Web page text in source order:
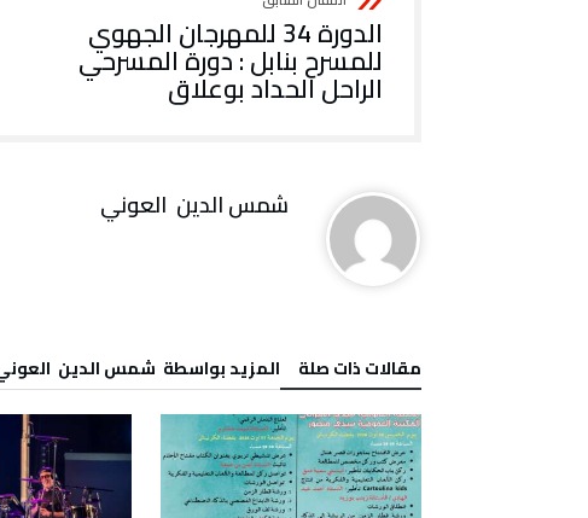
الدورة 34 للمهرجان الجهوي
للمسرح بنابل : دورة المسرحي
الراحل الحداد بوعلاق
شمس‭ ‬الدين‭ ‬ العوني‭ ‬
‫مقالات ذات صلة‬ ‫‫المزيد بواسطة‬ ‬ شمس‭ ‬الدين‭ ‬ العوني‭ ‬